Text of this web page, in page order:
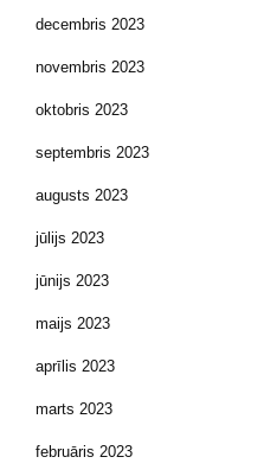
decembris 2023
novembris 2023
oktobris 2023
septembris 2023
augusts 2023
jūlijs 2023
jūnijs 2023
maijs 2023
aprīlis 2023
marts 2023
februāris 2023